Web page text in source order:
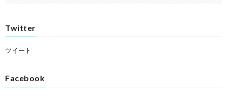
Twitter
ツイート
Facebook